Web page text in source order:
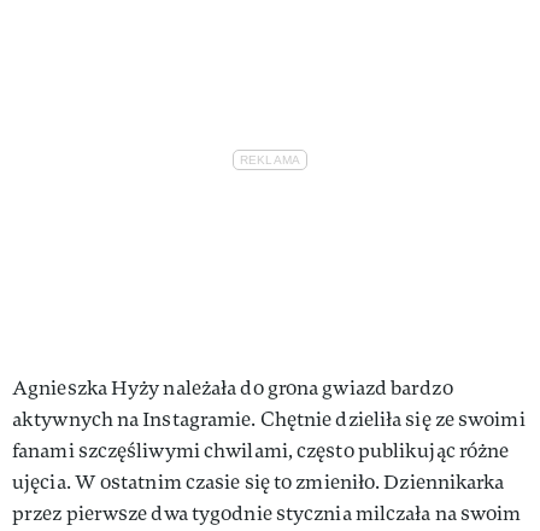
Agnieszka Hyży należała do grona gwiazd bardzo
aktywnych na Instagramie. Chętnie dzieliła się ze swoimi
fanami szczęśliwymi chwilami, często publikując różne
ujęcia. W ostatnim czasie się to zmieniło. Dziennikarka
przez pierwsze dwa tygodnie stycznia milczała na swoim